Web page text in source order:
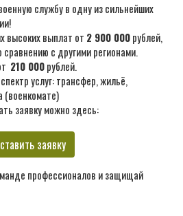
службу в одну из сильнейших
высоких выплат от 2 900 000рублей,
с другими регионами.
210 000рублей.
услуг: трансфер, жильё,
(военкомате)
заявку можно здесь:
заявку
профессионалов и защищай